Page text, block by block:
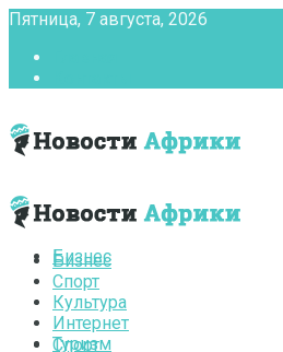
Пятница, 7 августа, 2026
Бизнес
Спорт
Бизнес
Спорт
Культура
Интернет
Туризм